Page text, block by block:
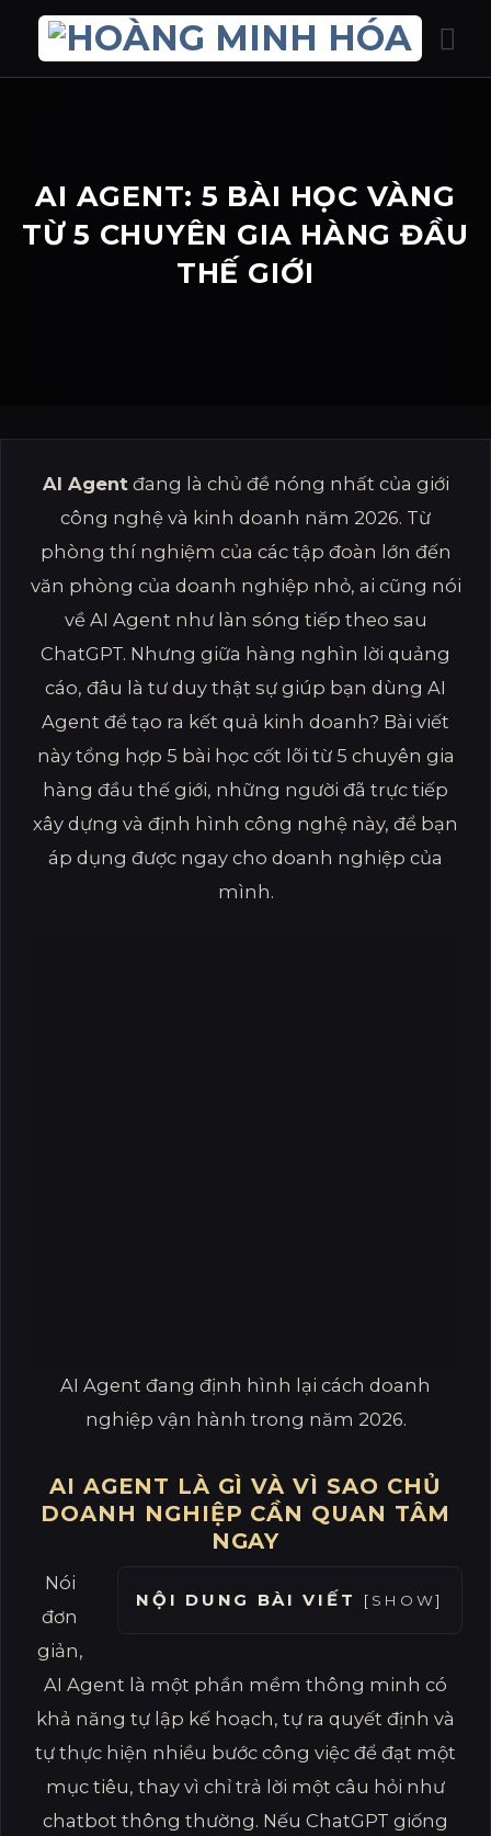
nội
AI AGENT: 5 BÀI HỌC VÀNG
TỪ 5 CHUYÊN GIA HÀNG ĐẦU
THẾ GIỚI
AI Agentđang là chủ đề nóng nhất của giới
công nghệ và kinh doanh năm 2026. Từ
phòng thí nghiệm của các tập đoàn lớn đến
văn phòng của doanh nghiệp nhỏ, ai cũng nói
về AI Agent như làn sóng tiếp theo sau
ChatGPT. Nhưng giữa hàng nghìn lời quảng
cáo, đâu là tư duy thật sự giúp bạn dùng AI
Agent để tạo ra kết quả kinh doanh? Bài viết
này tổng hợp 5 bài học cốt lõi từ 5 chuyên gia
hàng đầu thế giới, những người đã trực tiếp
xây dựng và định hình công nghệ này, để bạn
áp dụng được ngay cho doanh nghiệp của
mình.
AI Agent đang định hình lại cách doanh
nghiệp vận hành trong năm 2026.
AI AGENT LÀ GÌ VÀ VÌ SAO CHỦ
DOANH NGHIỆP CẦN QUAN TÂM
NGAY
NỘI DUNG BÀI VIẾT [ SHOW]
Nói
đơn
giản,
AI Agent là một phần mềm thông minh có
khả năng tự lập kế hoạch, tự ra quyết định và
tự thực hiện nhiều bước công việc để đạt một
mục tiêu, thay vì chỉ trả lời một câu hỏi như
chatbot thông thường. Nếu ChatGPT giống